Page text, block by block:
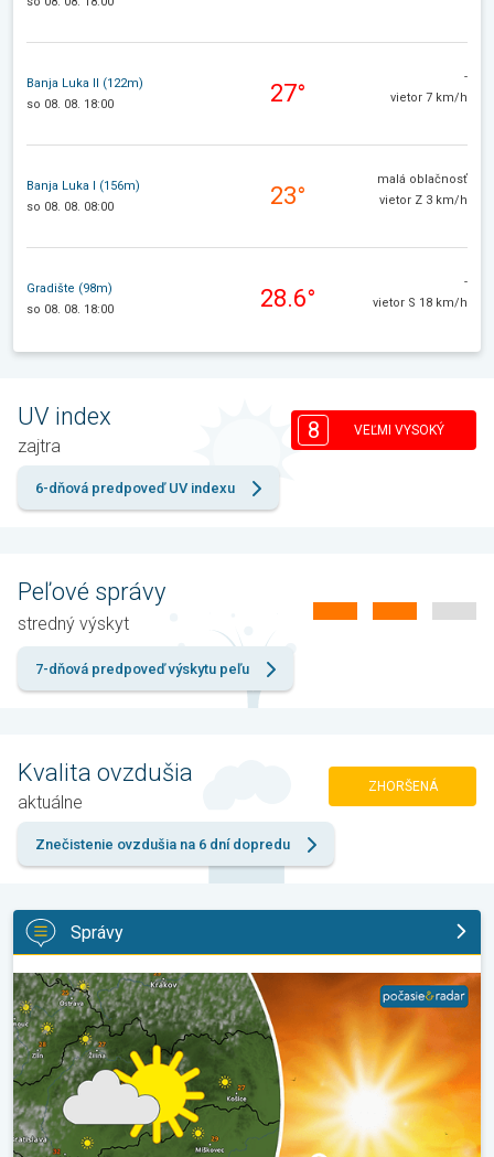
Banja Luka II (122m)
so 08. 08. 18:00
27°
-
vietor 7 km/h
Banja Luka I (156m)
so 08. 08. 08:00
23°
malá oblačnosť
vietor Z 3 km/h
Gradište (98m)
so 08. 08. 18:00
28.6°
-
vietor S 18 km/h
UV index
zajtra
8 VEĽMI VYSOKÝ
6-dňová predpoveď UV indexu
Peľové správy
stredný výskyt
7-dňová predpoveď výskytu peľu
Kvalita ovzdušia
aktuálne
ZHORŠENÁ
Znečistenie ovzdušia na 6 dní dopredu
Správy
Extrém ustúpi, horúčavy zostanú. Výhľad počasia. . .